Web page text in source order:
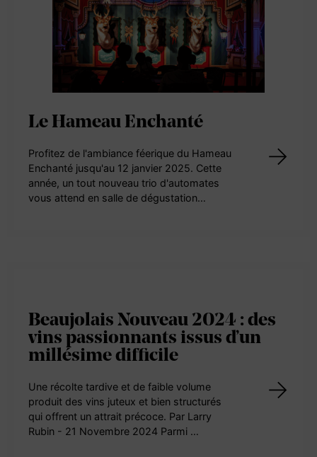
Le Hameau Enchanté
Profitez de l'ambiance féerique du Hameau
Enchanté jusqu'au 12 janvier 2025. Cette
année, un tout nouveau trio d'automates
vous attend en salle de dégustation…
Beaujolais Nouveau 2024 : des
vins passionnants issus d’un
millésime difficile
Une récolte tardive et de faible volume
produit des vins juteux et bien structurés
qui offrent un attrait précoce. Par Larry
Rubin - 21 Novembre 2024 Parmi …